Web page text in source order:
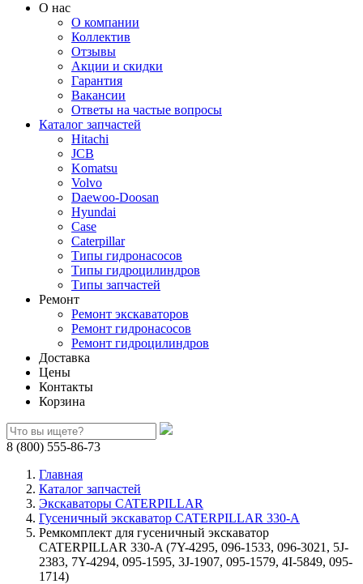
О нас
О компании
Коллектив
Отзывы
Акции и скидки
Гарантия
Вакансии
Ответы на частые вопросы
Каталог запчастей
Hitachi
JCB
Komatsu
Volvo
Daewoo-Doosan
Hyundai
Case
Caterpillar
Типы гидронасосов
Типы гидроцилиндров
Типы запчастей
Ремонт
Ремонт экскаваторов
Ремонт гидронасосов
Ремонт гидроцилиндров
Доставка
Цены
Контакты
Корзина
8 (800) 555-86-73
Главная
Каталог запчастей
Экскаваторы CATERPILLAR
Гусеничный экскаватор CATERPILLAR 330-A
Ремкомплект для гусеничный экскаватор
CATERPILLAR 330-A (7Y-4295, 096-1533, 096-3021, 5J-
2383, 7Y-4294, 095-1595, 3J-1907, 095-1579, 4I-5849, 095-
1714)